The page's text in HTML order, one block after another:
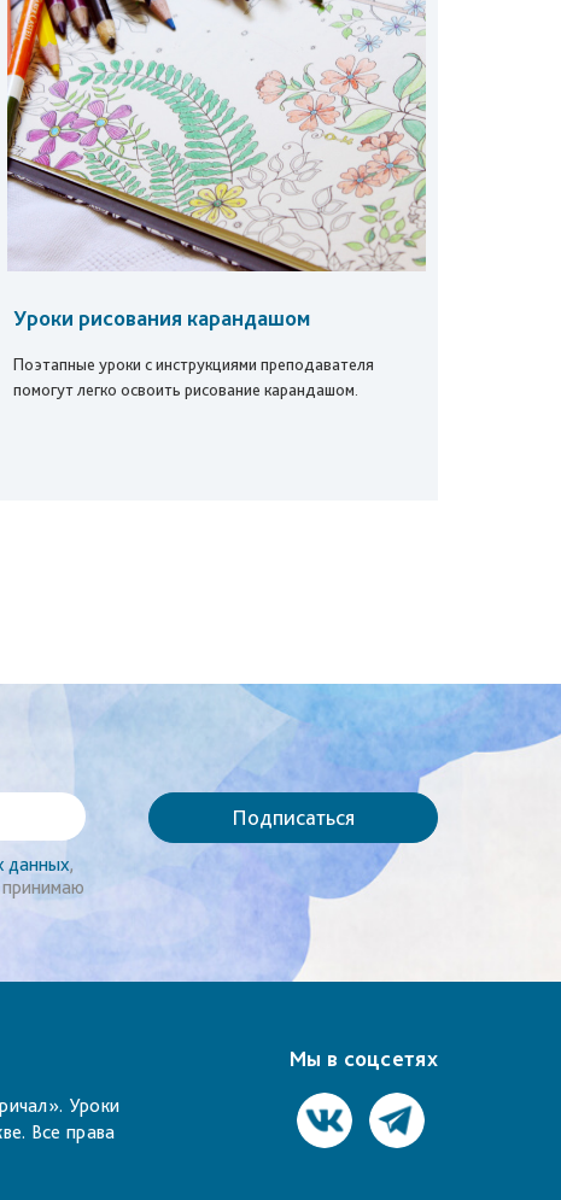
Уроки рисования карандашом
Поэтапные уроки с инструкциями преподавателя
помогут легко освоить рисование карандашом.
данных,
Подписаться
Уроки
Все права
Мы в соцсетях